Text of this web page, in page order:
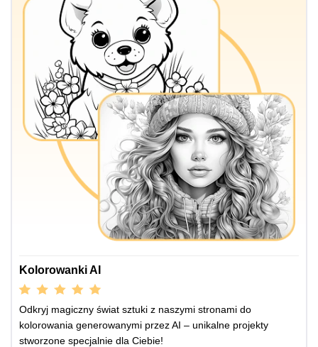
Kolorowanki AI
Odkryj magiczny świat sztuki z naszymi stronami do
kolorowania generowanymi przez AI – unikalne projekty
stworzone specjalnie dla Ciebie!